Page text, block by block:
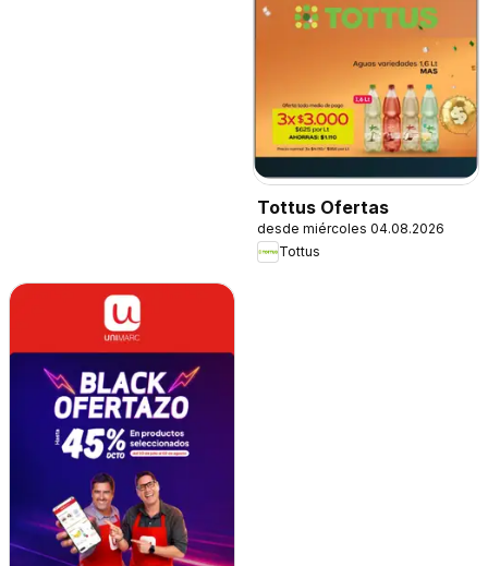
Tottus Ofertas
desde miércoles 04.08.2026
Tottus